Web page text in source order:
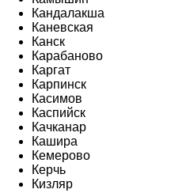
Кандалакша
Каневская
Канск
Карабаново
Каргат
Карпинск
Касимов
Каспийск
Качканар
Кашира
Кемерово
Керчь
Кизляр